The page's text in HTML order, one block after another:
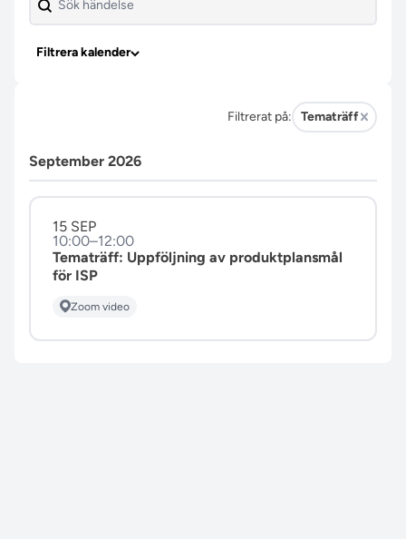
Filtrera kalender
Filtrerat på: Tematräff
September 2026
15 SEP
10:00–12:00
Tematräff: Uppföljning av produktplansmål
för ISP
Zoom video